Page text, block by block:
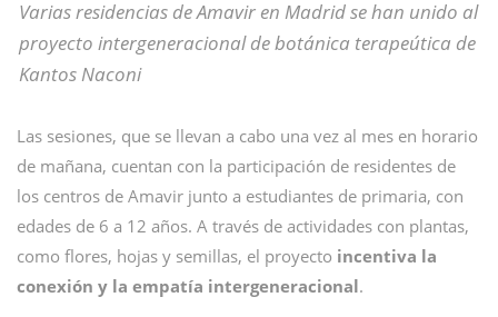
Varias residencias de Amavir en Madrid se han unido al
proyecto intergeneracional de botánica terapeútica de
Kantos Naconi
Las sesiones, que se llevan a cabo una vez al mes en horario
de mañana, cuentan con la participación de residentes de
los centros de Amavir junto a estudiantes de primaria, con
edades de 6 a 12 años. A través de actividades con plantas,
como flores, hojas y semillas, el proyecto incentiva la
conexión y la empatía intergeneracional.